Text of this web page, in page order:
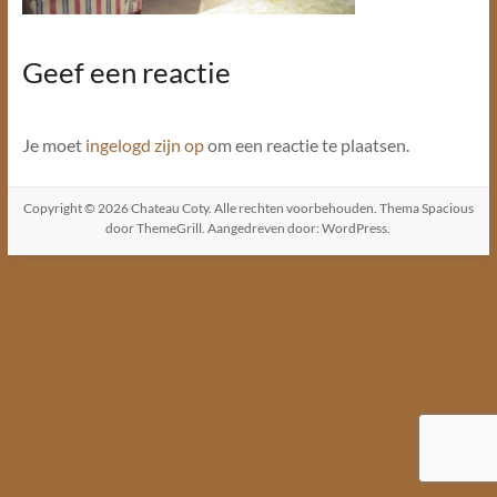
Geef een reactie
Je moet ingelogd zijn opom een reactie te plaatsen.
Copyright © 2026Chateau Coty. Alle rechten voorbehouden. ThemaSpacious
door ThemeGrill. Aangedreven door:WordPress.